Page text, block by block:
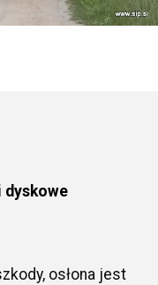
dyskowe
osłona jest